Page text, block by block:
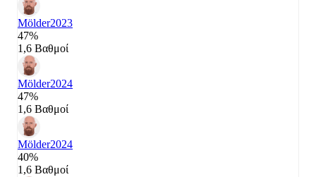
Mölder2023
47%
1,6 Βαθμοί
Mölder2024
47%
1,6 Βαθμοί
Mölder2024
40%
1,6 Βαθμοί